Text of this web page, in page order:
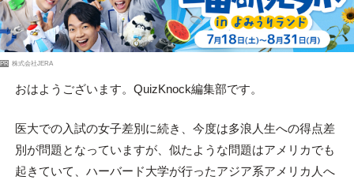
PR 株式会社JERA
おはようございます。QuizKnock編集部です。
医大での入試の女子差別に続き、今度は多浪人生への得点差
別が問題となっていますが、似たような問題はアメリカでも
起きていて、ハーバード大学が行ったアジア系アメリカ人へ